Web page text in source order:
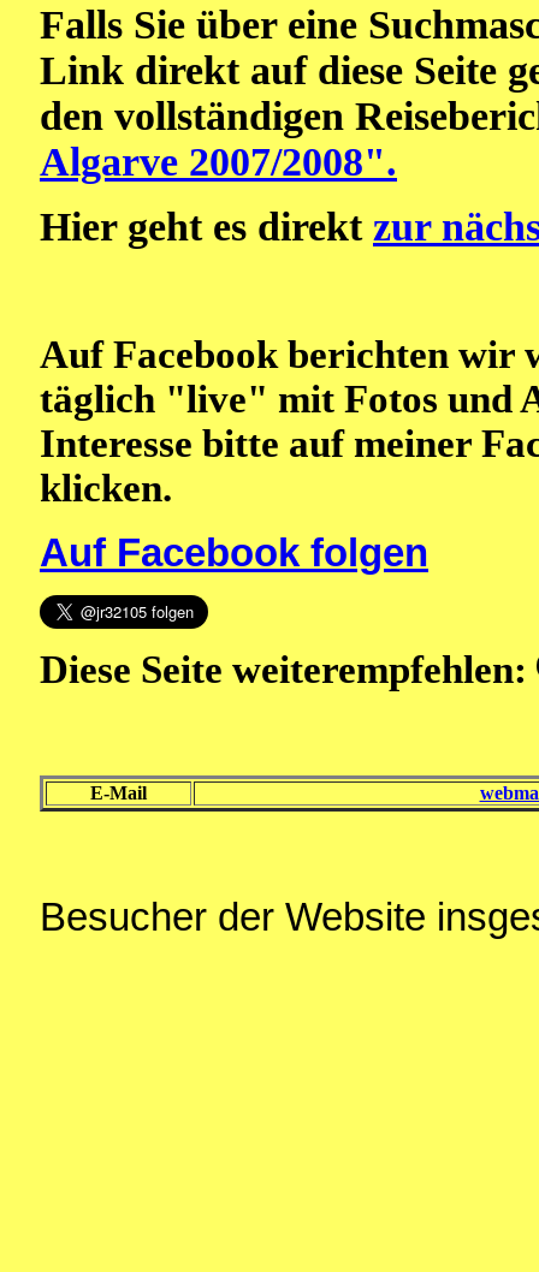
Falls Sie über eine
Link direkt auf diese Seite
den vollständigen
Algarve 2007/2008".
Hier geht es direkt zur
Auf Facebook berichten wir
täglich "live" mit Fotos und
Interesse bitte auf meiner
klicken.
Auf Facebook folgen
Diese Seite weiterempfehlen:
E-Mail
Besucher der Website